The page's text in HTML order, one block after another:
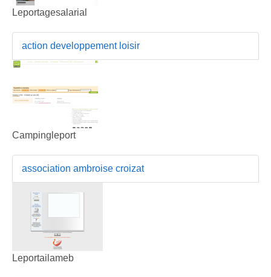
Leportagesalarial
action developpement loisir
Campingleport
association ambroise croizat
Leportailameb